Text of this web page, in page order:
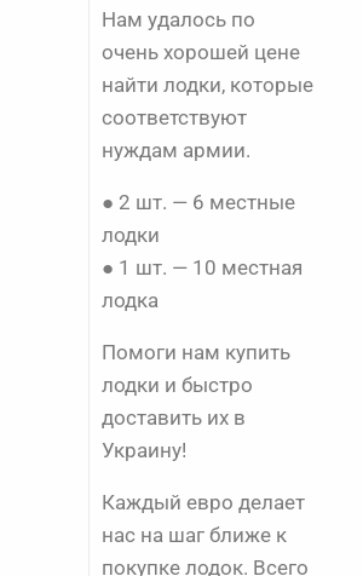
Нам удалось по
очень хорошей цене
найти лодки, которые
соответствуют
нуждам армии.
● 2 шт. — 6 местные
лодки
● 1 шт. — 10 местная
лодка
Помоги нам купить
лодки и быстро
доставить их в
Украину!
Каждый евро делает
нас на шаг ближе к
покупке лодок. Всего